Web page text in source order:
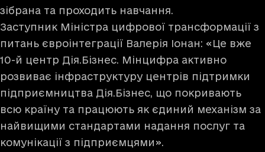
зібрана та проходить навчання.
Заступник Міністра цифрової трансформації з
питань євроінтеграції Валерія Іонан: «Це вже
10-й центр Дія.Бізнес. Мінцифра активно
розвиває інфраструктуру центрів підтримки
підприємництва Дія.Бізнес, що покривають
всю країну та працюють як єдиний механізм за
найвищими стандартами надання послуг та
комунікації з підприємцями».